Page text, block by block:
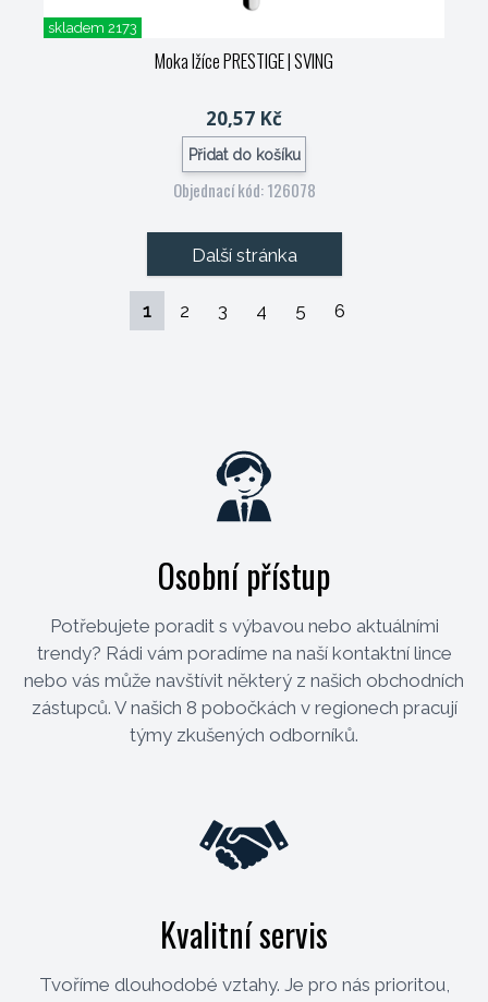
skladem 2173
Moka lžíce PRESTIGE| SVING
20,57 Kč
Přidat do košíku
Objednací kód: 126078
Další stránka
1 2 3 4 5 6
Osobní přístup
Potřebujete poradit s výbavou nebo aktuálními
trendy? Rádi vám poradíme na naší kontaktní lince
nebo vás může navštívit některý z našich obchodních
zástupců. V našich 8 pobočkách v regionech pracují
týmy zkušených odborníků.
Kvalitní servis
Tvoříme dlouhodobé vztahy. Je pro nás prioritou,